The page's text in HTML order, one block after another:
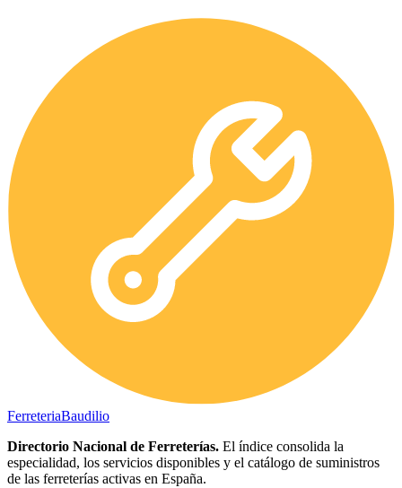
FerreteriaBaudilio
Directorio Nacional de Ferreterías. El índice consolida la
especialidad, los servicios disponibles y el catálogo de suministros
de las ferreterías activas en España.